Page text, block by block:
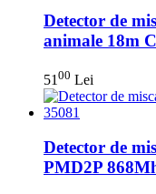
Detector de
animale 18m
51 00 Lei
Detector de
PMD2P